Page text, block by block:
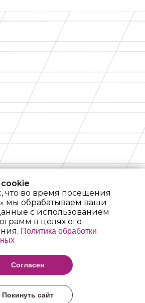
Архангельский
педагогический
колледж имени Р.Е.
что во время посещения
мы обрабатываем ваши
с использованием
в целях его
Политика обработки
Согласен
Покинуть сайт